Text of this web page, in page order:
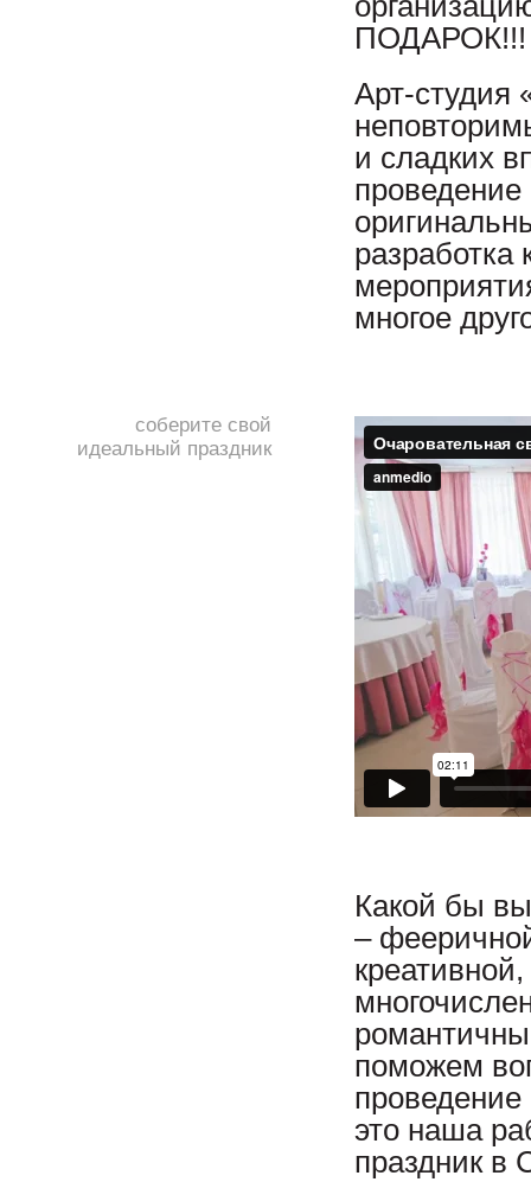
соберите свой
идеальный праздник
ПОДАРОК!!!
Арт-студия
и сладких
проведение
разработка
многое
Какой бы
–
поможем
это наша
праздник в